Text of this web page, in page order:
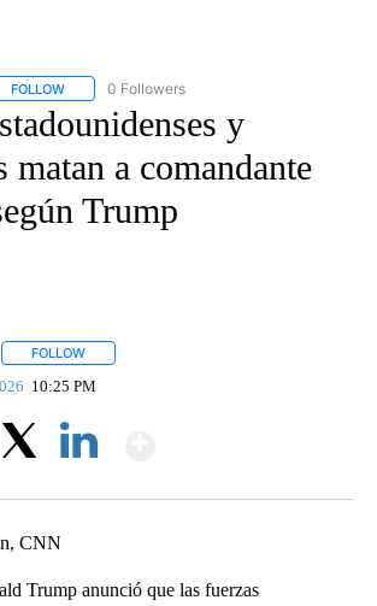
FOLLOW FOLLOW "CNN-SPANISH" TO RECEIVE
0 Followers
y
matan a comandante
Trump
FOLLOW
10:25 PM
CNN
Trump anunció que las fuerzas